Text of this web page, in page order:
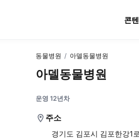
콘
동물병원 / 아델동물병원
아델동물병원
운영 12년차
주소
경기도 김포시 김포한강1